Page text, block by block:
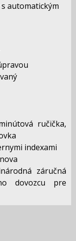
automatickým
ručička,
indexami
záručná
dovozcu pre